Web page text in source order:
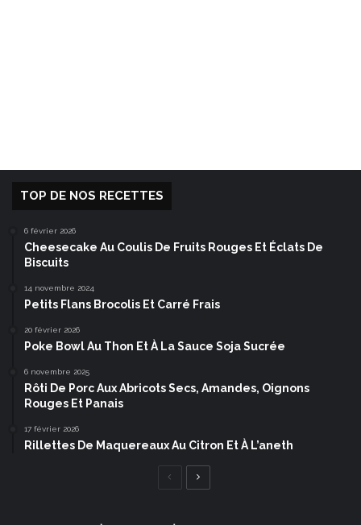
TOP DE NOS RECETTES
6 février 2026
Cheesecake Au Coulis De Fruits Rouges Et Éclats De
Biscuits
14 novembre 2024
Petits Flans Brocolis Et Carré Frais
20 février 2026
Poke Bowl Au Thon Et À La Sauce Soja Sucrée
6 novembre 2025
Rôti De Porc Aux Abricots Secs, Amandes, Oignons
Rouges Et Panais
17 février 2026
Rillettes De Maquereaux Au Citron Et À L’aneth
Page